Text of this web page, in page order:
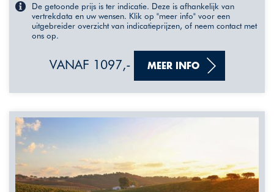
De getoonde prijs is ter indicatie. Deze is afhankelijk van
vertrekdata en uw wensen. Klik op "meer info" voor een
uitgebreider overzicht van indicatieprijzen, of neem contact met
ons op.
VANAF 1097,- MEER INFO